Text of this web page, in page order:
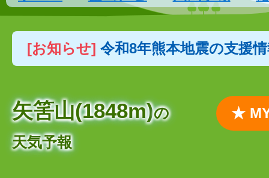
[お知らせ] 令和8年熊本地震の支援
矢筈山(1848m)の
天気予報
★